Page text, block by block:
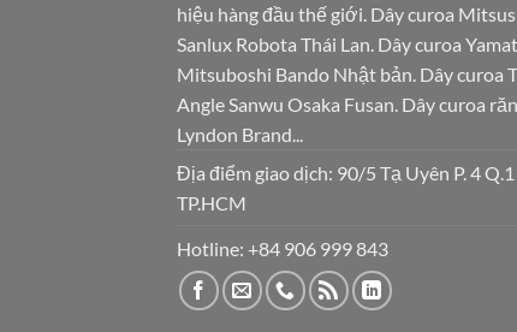
hiệu hàng đầu thế giới. Dây curoa
Sanlux Robota Thái Lan. Dây curoa
Mitsuboshi Bando Nhật bản. Dây curoa
Angle Sanwu Osaka Fusan. Dây curoa
Lyndon Brand...
Địa điểm giao dịch: 90/5 Tạ Uyên P. 4
TP.HCM
Hotline: +84 906 999 843